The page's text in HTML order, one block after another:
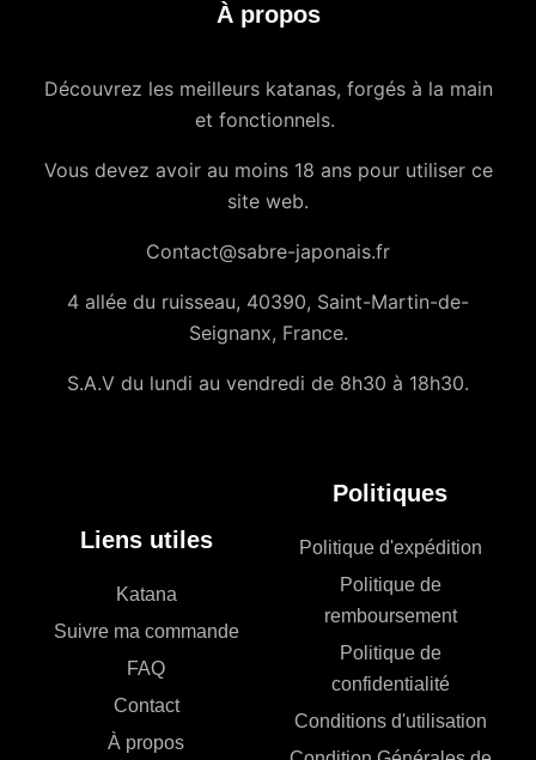
À propos
Découvrez les meilleurs katanas, forgés à la main
et fonctionnels.
Vous devez avoir au moins 18 ans pour utiliser ce
site web.
Contact@sabre-japonais.fr
4 allée du ruisseau, 40390, Saint-Martin-de-
Seignanx, France.
S.A.V du lundi au vendredi de 8h30 à 18h30.
Liens utiles
Katana
Suivre ma commande
FAQ
Contact
À propos
Politiques
Politique d'expédition
Politique de
remboursement
Politique de
confidentialité
Conditions d'utilisation